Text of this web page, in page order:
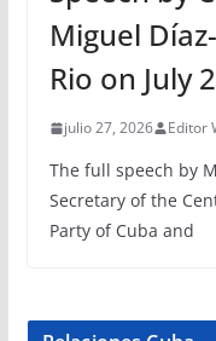
Miguel
Rio on July
julio 27, 2026 Editor
The full speech by
Secretary of the
Party of Cuba and